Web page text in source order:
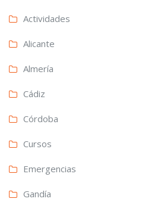
Actividades
Alicante
Almería
Cádiz
Córdoba
Cursos
Emergencias
Gandía